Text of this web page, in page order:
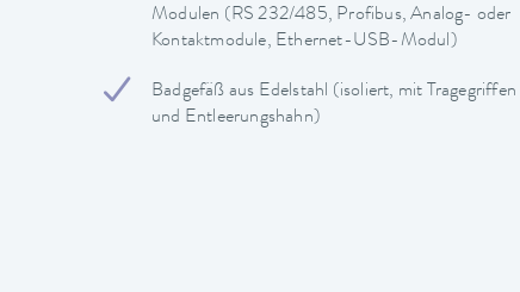
Modulen (RS 232/485, Profibus, Analog- oder
Kontaktmodule, Ethernet-USB-Modul)
Badgefäß aus Edelstahl (isoliert, mit Tragegriffen
und Entleerungshahn)